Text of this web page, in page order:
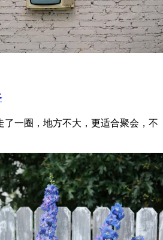
了一圈，地方不大，更适合聚会，不